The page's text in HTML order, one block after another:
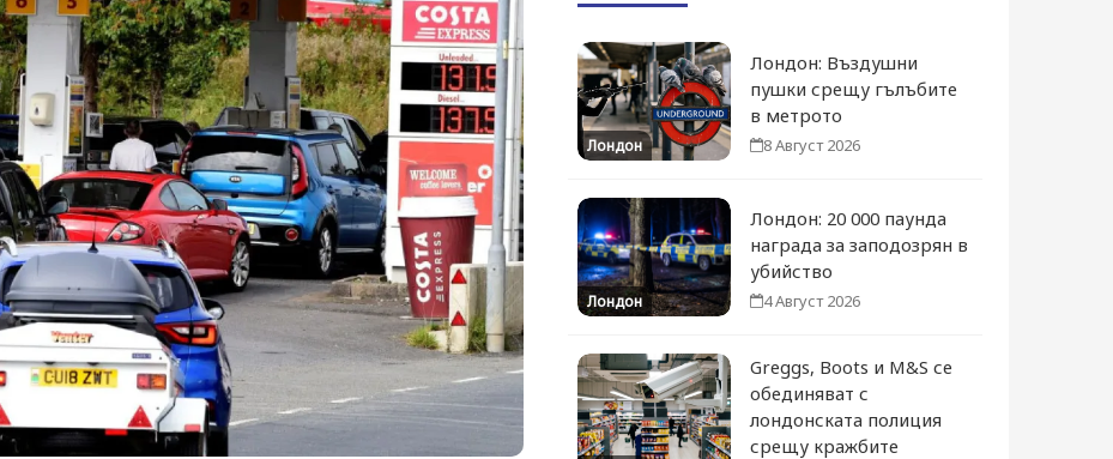
Лондон
Лондон: Въздушни
пушки срещу гълъбите
в метрото
8 Август 2026
Лондон
Лондон: 20 000 паунда
награда за заподозрян в
убийство
4 Август 2026
Greggs, Boots и M&S се
обединяват с
лондонската полиция
срещу кражбите